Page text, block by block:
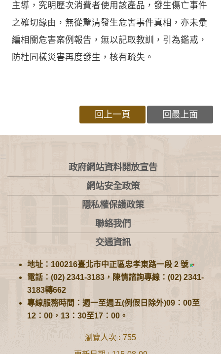
主導，究明歷次消費者使用該產品，發生傷亡事件
之確切緣由，無從釐清發生危害事件真相，亦未彙
編相關危害案例報告，無以記取教訓，引為鑑戒，
防杜同樣災害再度發生，核有疏失。
回上一頁 回最上面
:::
政府網站資料開放宣告
網站安全政策
隱私權保護政策
聯絡我們
交通資訊
地址：100216臺北市中正區忠孝東路一段 2 號
電話：(02) 2341-3183，陳情諮詢專線：(02) 2341-
3183轉662
專線服務時間：週一至週五(例假日除外)09：00至
12：00，13：30至17：00。
瀏覽人次
755